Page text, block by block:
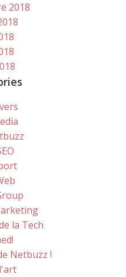
2018
la Tech
Netbuzz !